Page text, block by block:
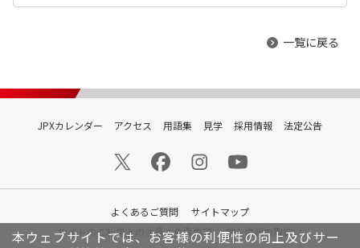
本ウェブサイトでは、お客様の利便性の向上及びサー
一覧に戻る
JPXカレンダー アクセス 用語集 見学 採用情報 法定公告
よくあるご質問
サイトマップ
サイトのご利用上の注意と免責事項
個人情報の取扱い